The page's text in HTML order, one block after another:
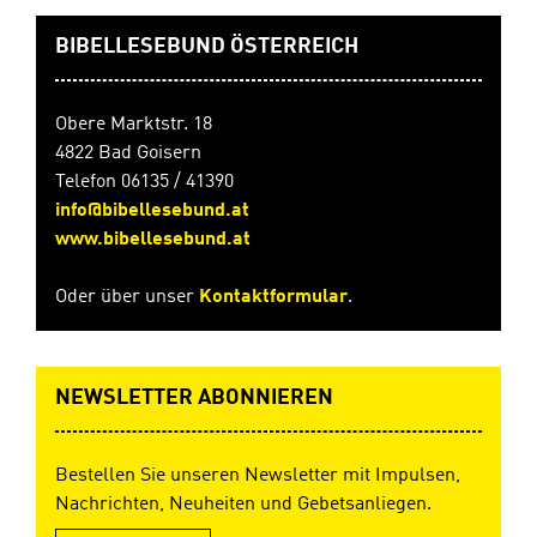
BIBELLESEBUND ÖSTERREICH
Obere Marktstr. 18
4822 Bad Goisern
Telefon 06135 / 41390
info@bibellesebund.at
www.bibellesebund.at
Oder über unser Kontaktformular.
NEWSLETTER ABONNIEREN
Bestellen Sie unseren Newsletter mit Impulsen,
Nachrichten, Neuheiten und Gebetsanliegen.